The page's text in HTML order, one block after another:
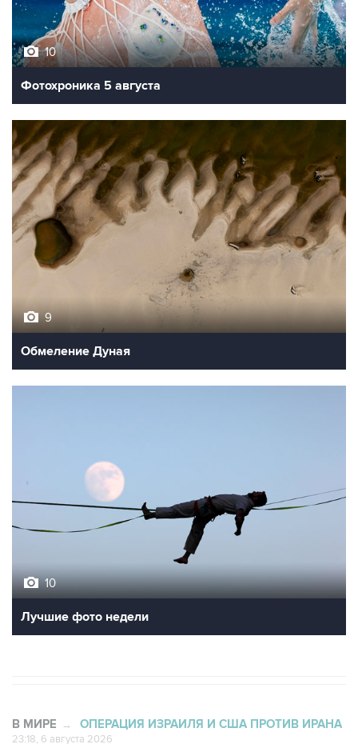
10
Фотохроника 5 августа
9
Обмеление Дуная
10
Лучшие фото недели
В МИРЕ → ОПЕРАЦИЯ ИЗРАИЛЯ И США ПРОТИВ ИРАНА
23:18, 6 августа 2026